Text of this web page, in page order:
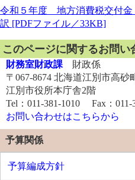
令和５年度 地方消費税交付金
訳 [PDFファイル／33KB]
このページに関するお問い
財務室財政課財政係
〒067-8674 北海道江別市高砂
江別市役所本庁舎2階
Tel：011-381-1010 Fax：011-
お問い合わせはこちらから
予算関係
予算編成方針